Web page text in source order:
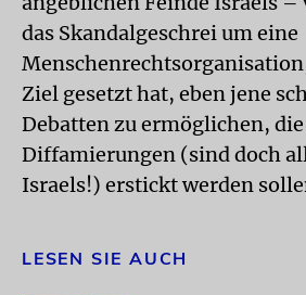
das Skandalgeschrei um eine
Ziel gesetzt hat, eben jene
Debatten zu ermöglichen,
Diffamierungen (sind doch
Israels!) erstickt werden
LESEN SIE AUCH